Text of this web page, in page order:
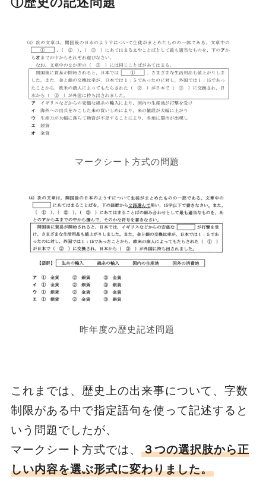
マークシート方式の問題
昨年度の歴史記述問題
これまでは、歴史上の出来事について、字数
制限がある中で指定語句を使って記述すると
いう問題でしたが、
マークシート方式では、 ３つの選択肢から正
しい内容を選ぶ形式に変わりました。